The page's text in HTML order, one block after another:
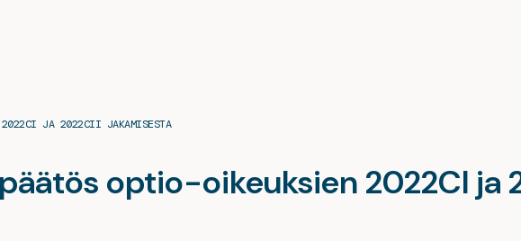
2022CI JA 2022CII JAKAMISESTA
optio-oikeuksien 2022CI ja